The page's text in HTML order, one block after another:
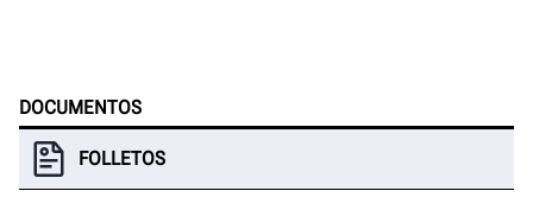
DOCUMENTOS
FOLLETOS